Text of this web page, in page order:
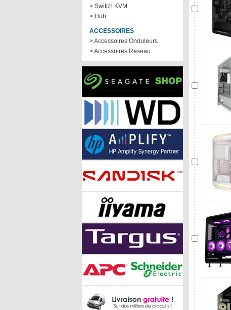
> Switch KVM
> Hub
ACCESSOIRES
> Accessoires Onduleurs
> Accessoires Reseau